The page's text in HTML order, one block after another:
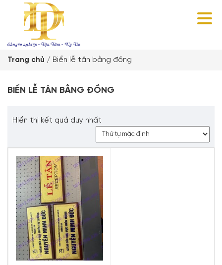
Trang chủ / Biển lễ tân bằng đồng
BIỂN LỄ TÂN BẰNG ĐỒNG
Hiển thị kết quả duy nhất